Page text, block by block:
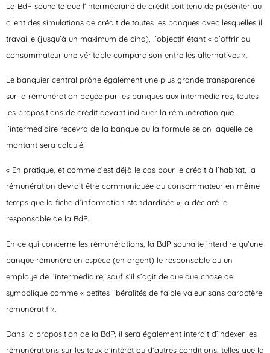
La BdP souhaite que l’intermédiaire de crédit soit tenu de présenter au
client des simulations de crédit de toutes les banques avec lesquelles il
travaille (jusqu’à un maximum de cinq), l’objectif étant « d’offrir au
consommateur une véritable comparaison entre les alternatives ».
Le banquier central prône également une plus grande transparence
sur la rémunération payée par les banques aux intermédiaires, toutes
les propositions de crédit devant indiquer la rémunération que
l’intermédiaire recevra de la banque ou la formule selon laquelle ce
montant sera calculé.
« En pratique, et comme c’est déjà le cas pour le crédit à l’habitat, la
rémunération devrait être communiquée au consommateur en même
temps que la fiche d’information standardisée », a déclaré le
responsable de la BdP.
En ce qui concerne les rémunérations, la BdP souhaite interdire qu’une
banque rémunère en espèce (en argent) le responsable ou un
employé de l’intermédiaire, sauf s’il s’agit de quelque chose de
symbolique comme « petites libéralités de faible valeur sans caractère
rémunératif ».
Dans la proposition de la BdP, il sera également interdit d’indexer les
rémunérations sur les taux d’intérêt ou d’autres conditions, telles que la